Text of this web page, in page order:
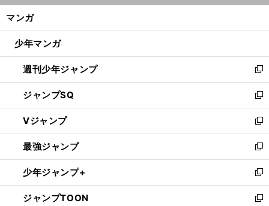
ン
ウ
開
く
マンガ
少年マンガ
週刊少年ジャンプ
新
し
い
ウ
ィ
ン
ド
ウ
で
開
く
ジャンプSQ
新
し
い
ウ
ィ
ン
ド
ウ
で
Vジャンプ
新
し
い
ウ
ィ
ン
ド
最強ジャンプ
新
し
い
ウ
ィ
少年ジャンプ+
新
し
い
ジャンプTOON
新